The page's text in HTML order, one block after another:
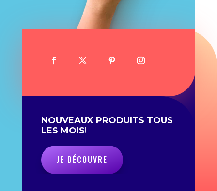
NOUVEAUX PRODUITS TOUS
LES MOIS!
JE DÉCOUVRE